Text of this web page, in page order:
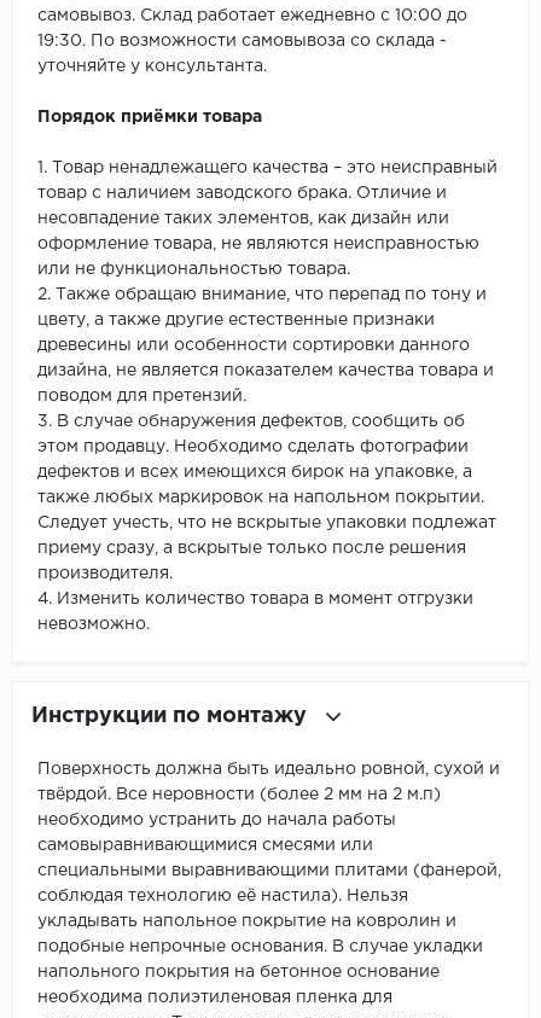
самовывоз. Склад работает ежедневно с 10:00 до
19:30. По возможности самовывоза со склада -
уточняйте у консультанта.
Порядок приёмки товара
1. Товар ненадлежащего качества – это неисправный
товар с наличием заводского брака. Отличие и
несовпадение таких элементов, как дизайн или
оформление товара, не являются неисправностью
или не функциональностью товара.
2. Также обращаю внимание, что перепад по тону и
цвету, а также другие естественные признаки
древесины или особенности сортировки данного
дизайна, не является показателем качества товара и
поводом для претензий.
3. В случае обнаружения дефектов, сообщить об
этом продавцу. Необходимо сделать фотографии
дефектов и всех имеющихся бирок на упаковке, а
также любых маркировок на напольном покрытии.
Следует учесть, что не вскрытые упаковки подлежат
приему сразу, а вскрытые только после решения
производителя.
4. Изменить количество товара в момент отгрузки
невозможно.
Инструкции по монтажу
Поверхность должна быть идеально ровной, сухой и
твёрдой. Все неровности (более 2 мм на 2 м.п)
необходимо устранить до начала работы
самовыравнивающимися смесями или
специальными выравнивающими плитами (фанерой,
соблюдая технологию её настила). Нельзя
укладывать напольное покрытие на ковролин и
подобные непрочные основания. В случае укладки
напольного покрытия на бетонное основание
необходима полиэтиленовая пленка для